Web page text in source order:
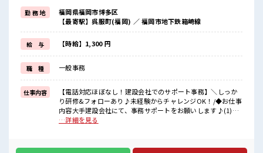
場合によってはお願いすることもあります♪
≪土日祝休のお仕事≫
家族や友人と一緒にプライベート満喫！
≪髪型自由≫
基本的に髪色自由で明るすぎたり奇抜でなければOKです！
(規定有)≪未経験の方も大カンゲイ≫
新しいことにチャレンジするのは不安だけど、
しっかり働く環境が整っています！
イチからスキルUP・ステップUP目指していきましょう！
■職場の雰囲気
女性が多い職場ですが男女は問いません！
応募お待ちしております！
勤 務 地
福岡県福岡市博多区
【最寄駅】呉服町(福岡) ／ 福岡市地下鉄箱崎線
給 与 【時給】1,300 円
職 種 一般事務
仕事内容
【電話対応ほぼなし！建設会社でのサポート事務】＼しっか
り研修&フォローあり♪未経験からチャレンジOK！/◆お仕事
内容大手建設会社にて、事務サポートをお願いします♪(1)施
工現場のビフォーアフター写真の作成(専用システム使用)(2)
OK！業界知識は不要です♪安心の研修&OJTでしっかりサポ
…詳細を見る